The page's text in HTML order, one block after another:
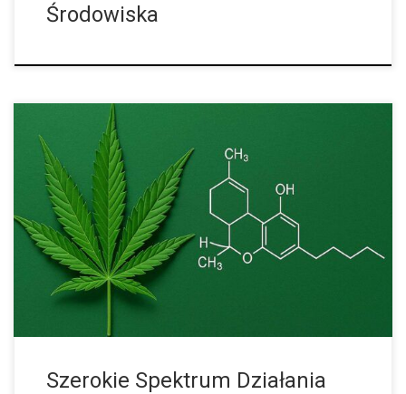
Środowiska
Marihuana i jej główny składnik psychoaktywny, THC
(tetrahydrokannabinol), od lat znajdują zastosowanie w
łagodzeniu objawów wielu chorób i dolegliwości. Badania
kliniczne, obserwacje lekarzy i relacje pacjentów wskazują, że
substancje te […]
Szerokie Spektrum Działania